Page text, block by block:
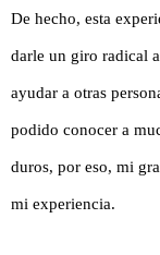
De hecho, esta
darle un giro radical
ayudar a otras
podido conocer a
duros, por eso, mi
mi experiencia.